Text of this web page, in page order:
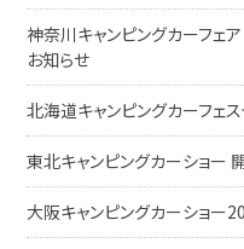
神奈川キャンピングカーフ
お知らせ
北海道キャンピングカーフェ
東北キャンピングカーショー
大阪キャンピングカーショー